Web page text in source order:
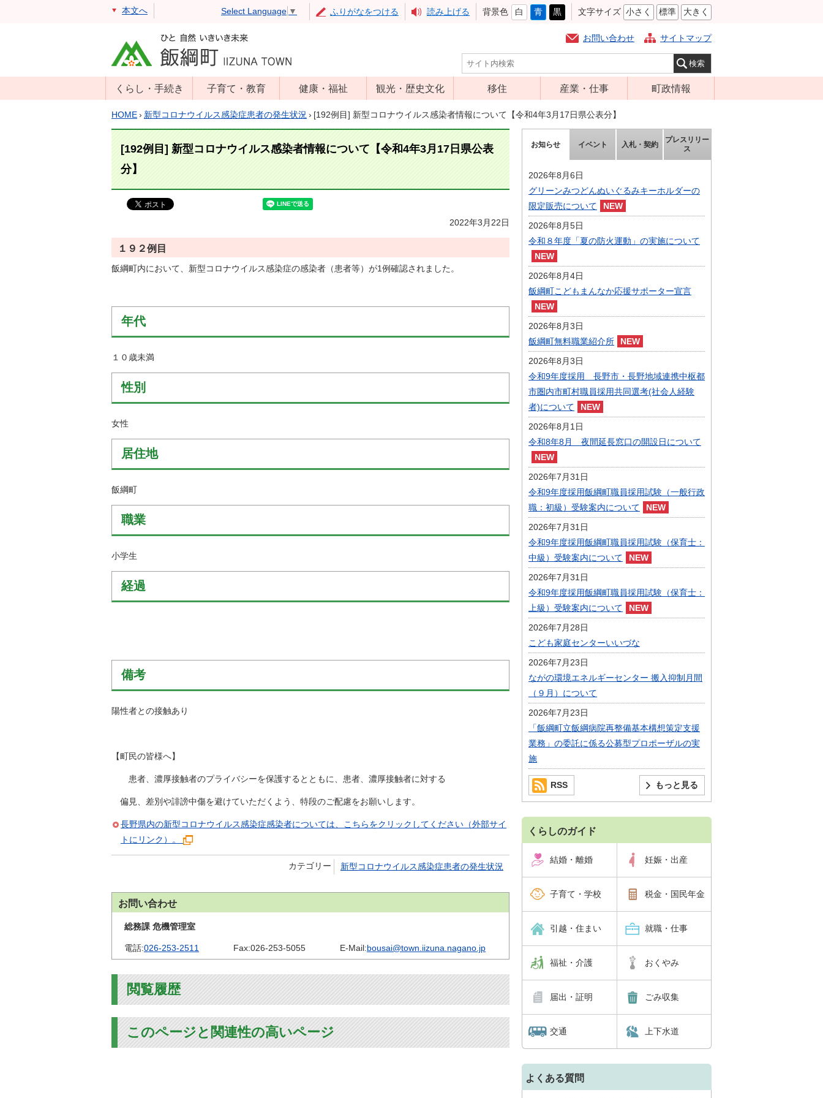
本文へ Select Language ▼ ふりがなをつける 読み上げる 背景色 白 青 黒 文字サイズ 小さく 標準 大きく
お問い合わせ サイトマップ
くらし・手続き
戸籍・住民票・
住民登録
戸籍届出
届出
年金・保険
税金
環境・ゴミ
上下水道
ペット・動物
子育て・教育
年齢別子育て情
子育て支援
児童クラブ
ティスクール
健康・福祉
児童福祉
高齢者福祉
介護保険
保健・医療
健康増進
観光・歴史文化
観光
アップルミュー
ジアム
文化財
移住 産業・仕事
経営支援・金融
就労支援
農林業振興
届出・証明・法
令・規制
企業の税金
入札・契約
指定管理者制度
人材募集
町政情報
組織案内
庁舎案内
ふるさと納税
人事・職員募集
まちづくり
庁舎建設
HOME› 新型コロナウイルス感染症患者の発生状況 › [192例目] 新型コロナウイルス感染者情報について【令和4年3月17日県公表分】
[192例目] 新型コロナウイルス感染者情報について【令和4年3月17日県公表
分】
2022年3月22日
１９２例目
飯綱町内において、新型コロナウイルス感染症の感染者（患者等）が1例確認されました。
年代
１０歳未満
性別
女性
居住地
飯綱町
職業
小学生
経過
備考
陽性者との接触あり
【町民の皆様へ】
患者、濃厚接触者のプライバシーを保護するとともに、患者、濃厚接触者に対する
偏見、差別や誹謗中傷を避けていただくよう、特段のご配慮をお願いします。
長野県内の新型コロナウイルス感染症感染者については、こちらをクリックしてください（外部サイ
トにリンク）。
カテゴリー 新型コロナウイルス感染症患者の発生状況
お問い合わせ
総務課 危機管理室
電話:026-253-2511 Fax:026-253-5055 E-Mail:bousai@town.iizuna.nagano.jp
閲覧履歴
このページと関連性の高いページ
お知らせ イベント 入札・契約
プレスリリー
ス
2026年8月6日
グリーンみつどんぬいぐるみキーホルダーの
限定販売について
2026年8月5日
令和８年度「夏の防火運動」の実施について
2026年8月4日
飯綱町こどもまんなか応援サポーター宣言
2026年8月3日
飯綱町無料職業紹介所
2026年8月3日
令和9年度採用 長野市・長野地域連携中枢都
市圏内市町村職員採用共同選考(社会人経験
者)について
2026年8月1日
令和8年8月 夜間延長窓口の開設日について
2026年7月31日
令和9年度採用飯綱町職員採用試験（一般行政
職：初級）受験案内について
2026年7月31日
令和9年度採用飯綱町職員採用試験（保育士：
中級）受験案内について
2026年7月31日
令和9年度採用飯綱町職員採用試験（保育士：
上級）受験案内について
2026年7月28日
こども家庭センターいいづな
2026年7月23日
ながの環境エネルギーセンター 搬入抑制月間
（９月）について
2026年7月23日
「飯綱町立飯綱病院再整備基本構想策定支援
業務」の委託に係る公募型プロポーザルの実
施
もっと見る
RSS
くらしのガイド
結婚・離婚 妊娠・出産
子育て・学校 税金・国民年金
引越・住まい 就職・仕事
福祉・介護 おくやみ
届出・証明 ごみ収集
交通 上下水道
よくある質問